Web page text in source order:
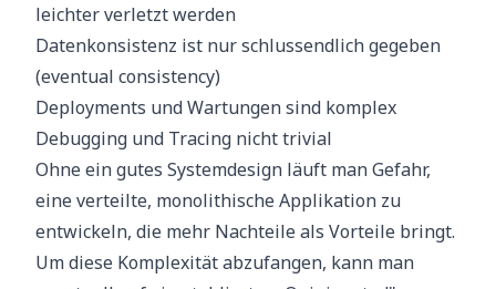
leichter verletzt werden
Datenkonsistenz ist nur schlussendlich gegeben
(eventual consistency)
Deployments und Wartungen sind komplex
Debugging und Tracing nicht trivial
Ohne ein gutes Systemdesign läuft man Gefahr,
eine verteilte, monolithische Applikation zu
entwickeln, die mehr Nachteile als Vorteile bringt.
Um diese Komplexität abzufangen, kann man